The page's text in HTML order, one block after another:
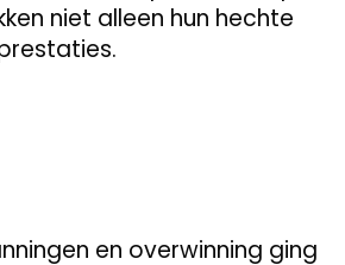
niet alleen hun hechte
en overwinning ging